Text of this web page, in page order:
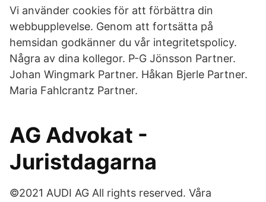
Vi använder cookies för att förbättra din
webbupplevelse. Genom att fortsätta på
hemsidan godkänner du vår integritetspolicy.
Några av dina kollegor. P-G Jönsson Partner.
Johan Wingmark Partner. Håkan Bjerle Partner.
Maria Fahlcrantz Partner.
AG Advokat -
Juristdagarna
©2021 AUDI AG All rights reserved. Våra